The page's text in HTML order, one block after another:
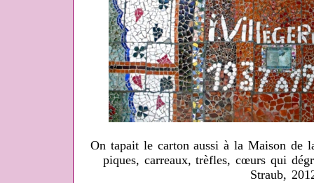
On tapait le carton aussi à la Maison de
piques, carreaux, trèfles, cœurs qui
Straub,